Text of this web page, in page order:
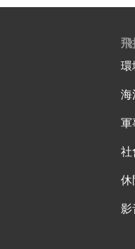
飛
環
海
軍
社
休
影